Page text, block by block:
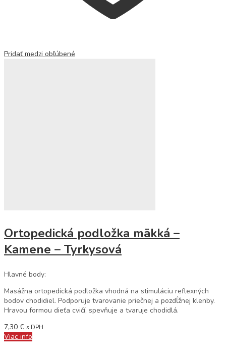
Pridať medzi obľúbené
Ortopedická podložka mäkká –
Kamene – Tyrkysová
Hlavné body:
Masážna ortopedická podložka vhodná na stimuláciu reflexných
bodov chodidiel. Podporuje tvarovanie priečnej a pozdĺžnej klenby.
Hravou formou dieťa cvičí, spevňuje a tvaruje chodidlá.
7,30 € s DPH
Viac info